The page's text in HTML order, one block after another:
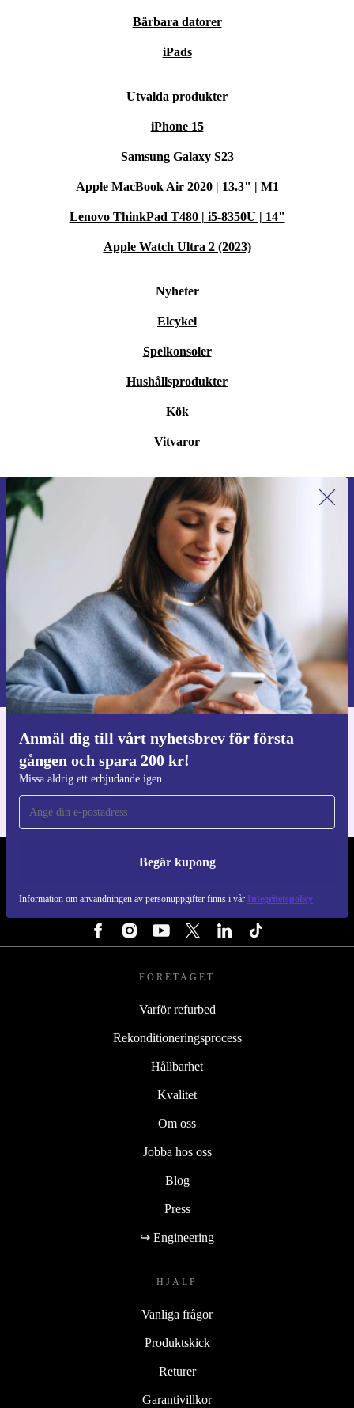
Bärbara datorer
iPads
Utvalda produkter
iPhone 15
Samsung Galaxy S23
Apple MacBook Air 2020 | 13.3" | M1
Lenovo ThinkPad T480 | i5-8350U | 14"
Apple Watch Ultra 2 (2023)
Nyheter
Elcykel
Spelkonsoler
Hushållsprodukter
Kök
Vitvaror
Anmäl dig till vårt nyhetsbrev för första
gången och spara 200 kr!
Missa aldrig ett erbjudande igen
Begär kupong
Information om användningen av personuppgifter finns i vår Integritetspolicy
Anmäl dig till vårt nyhetsbrev för
första gången och spara 200 kr!
Missa aldrig ett erbjudande igen.
Begär kupong
Information om användningen av personuppgifter finns i vår
Integritetspolicy
Ladda ner refurbed appen
För iOS och Android
REFURBED SVERIGE - RETHINK NEW.
FÖLJ OSS
FÖRETAGET
Varför refurbed
Rekonditioneringsprocess
Hållbarhet
Kvalitet
Om oss
Jobba hos oss
Blog
Press
↪ Engineering
HJÄLP
Vanliga frågor
Produktskick
Returer
Garantivillkor